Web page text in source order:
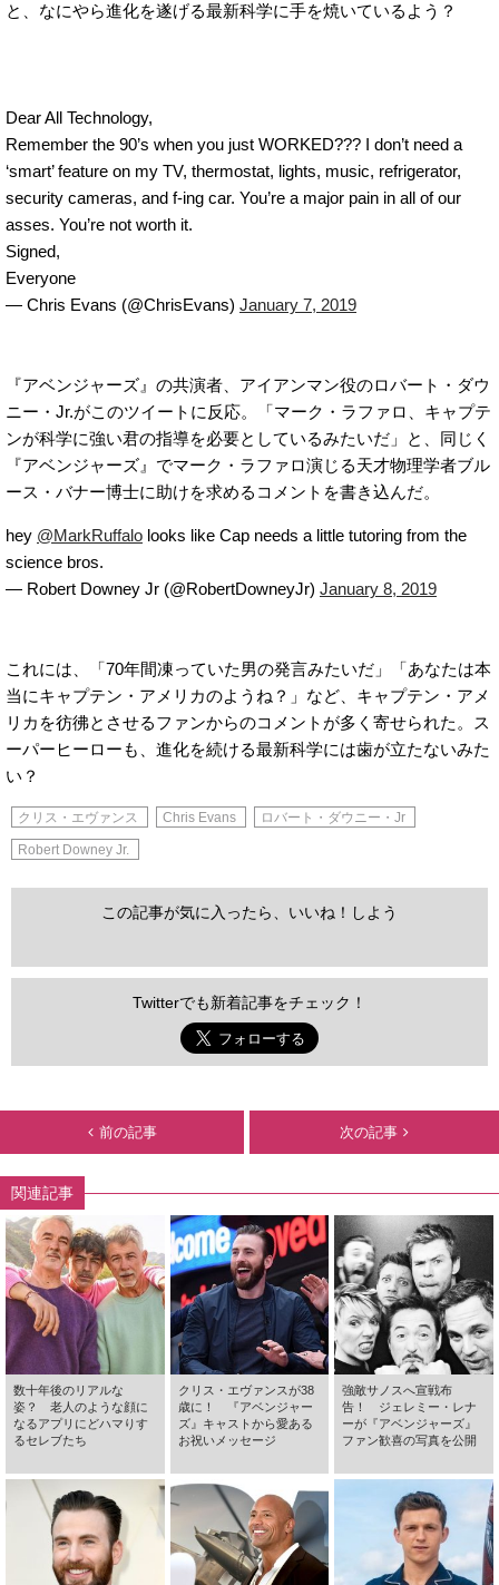
と、なにやら進化を遂げる最新科学に手を焼いているよう？
Dear All Technology,
Remember the 90’s when you just WORKED??? I don’t need a
‘smart’ feature on my TV, thermostat, lights, music, refrigerator,
security cameras, and f-ing car. You’re a major pain in all of our
asses. You’re not worth it.
Signed,
Everyone
— Chris Evans (@ChrisEvans) January 7, 2019
『アベンジャーズ』の共演者、アイアンマン役のロバート・ダウ
ニー・Jr.がこのツイートに反応。「マーク・ラファロ、キャプテ
ンが科学に強い君の指導を必要としているみたいだ」と、同じく
『アベンジャーズ』でマーク・ラファロ演じる天才物理学者ブル
ース・バナー博士に助けを求めるコメントを書き込んだ。
hey @MarkRuffalo looks like Cap needs a little tutoring from the
science bros.
— Robert Downey Jr (@RobertDowneyJr) January 8, 2019
これには、「70年間凍っていた男の発言みたいだ」「あなたは本
当にキャプテン・アメリカのようね？」など、キャプテン・アメ
リカを彷彿とさせるファンからのコメントが多く寄せられた。ス
ーパーヒーローも、進化を続ける最新科学には歯が立たないみた
い？
クリス・エヴァンス Chris Evans ロバート・ダウニー・Jr
Robert Downey Jr.
この記事が気に入ったら、いいね！しよう
Twitterでも新着記事をチェック！
前の記事 次の記事
関連記事
数十年後のリアルな
姿？ 老人のような顔に
なるアプリにどハマりす
るセレブたち
クリス・エヴァンスが38
歳に！ 『アベンジャー
ズ』キャストから愛ある
お祝いメッセージ
強敵サノスへ宣戦布
告！ ジェレミー・レナ
ーが『アベンジャーズ』
ファン歓喜の写真を公開